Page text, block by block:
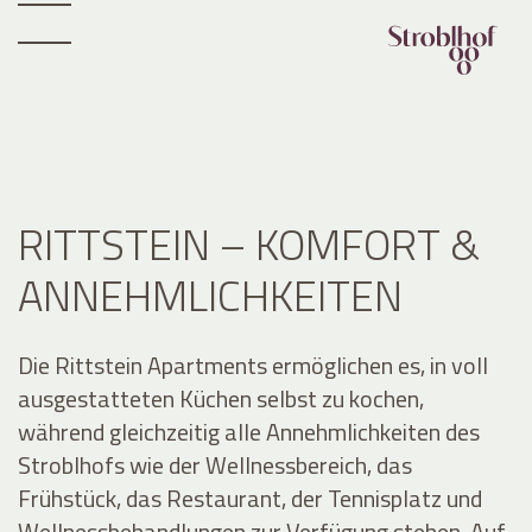
RITTSTEIN – KOMFORT &
ANNEHMLICHKEITEN
Die Rittstein Apartments ermöglichen es, in voll
ausgestatteten Küchen selbst zu kochen,
während gleichzeitig alle Annehmlichkeiten des
Stroblhofs wie der Wellnessbereich, das
Frühstück, das Restaurant, der Tennisplatz und